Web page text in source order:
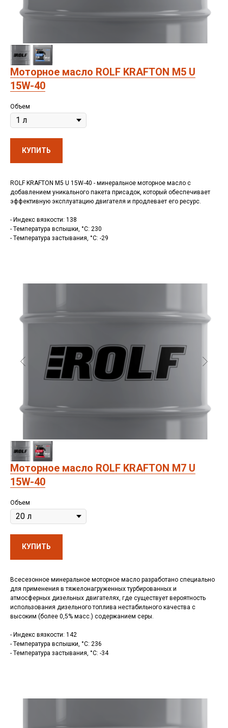
Моторное масло ROLF KRAFTON M5 U
15W-40
Объем
КУПИТЬ
ROLF KRAFTON M5 U 15W-40 - минеральное моторное масло с
добавлением уникального пакета присадок, который обеспечивает
эффективную эксплуатацию двигателя и продлевает его ресурс.
- Индекс вязкости: 138
- Температура вспышки, °C: 230
- Температура застывания, °C: -29
Моторное масло ROLF KRAFTON M7 U
15W-40
Объем
КУПИТЬ
Всесезонное минеральное моторное масло разработано специально
для применения в тяжелонагруженных турбированных и
атмосферных дизельных двигателях, где существует вероятность
использования дизельного топлива нестабильного качества с
высоким (более 0,5% масс.) содержанием серы.
- Индекс вязкости: 142
- Температура вспышки, °C: 236
- Температура застывания, °C: -34